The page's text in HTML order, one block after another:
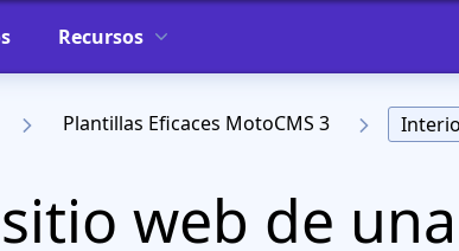
Recursos
Plantillas Eficaces MotoCMS 3
web de